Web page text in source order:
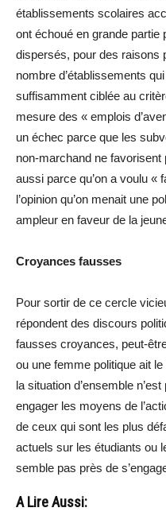
établissements scolaires
ont échoué en grande
dispersés, pour des raisons
nombre d’établissements
suffisamment ciblée au
mesure des « emplois
un échec parce que les
non-marchand ne favorisent
aussi parce qu’on a voulu «
l’opinion qu’on menait une
ampleur en faveur de la
Croyances fausses
Pour sortir de ce cercle
répondent des discours
fausses croyances, peut-
ou une femme politique ait
la situation d’ensemble
engager les moyens de
de ceux qui sont les plus
actuels sur les étudiants ou
semble pas près de
A Lire Aussi: